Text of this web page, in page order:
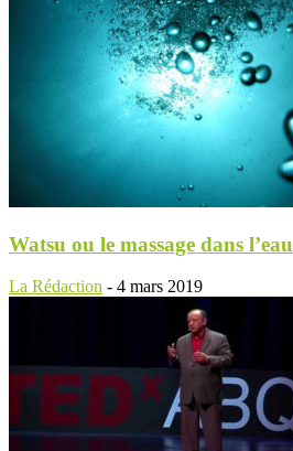
Watsu ou le massage dans l’eau
La Rédaction - 4 mars 2019